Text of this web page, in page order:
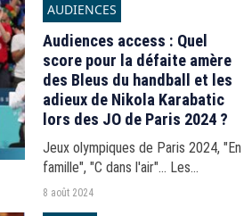
AUDIENCES
Audiences access : Quel
score pour la défaite amère
des Bleus du handball et les
adieux de Nikola Karabatic
lors des JO de Paris 2024 ?
Jeux olympiques de Paris 2024, "En
famille", "C dans l'air"... Les
audiences du 18-21h du mercredi 7
8 août 2024